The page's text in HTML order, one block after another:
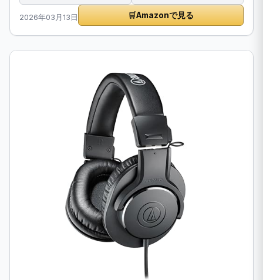
2026年03月13日 🛒Amazonで見る